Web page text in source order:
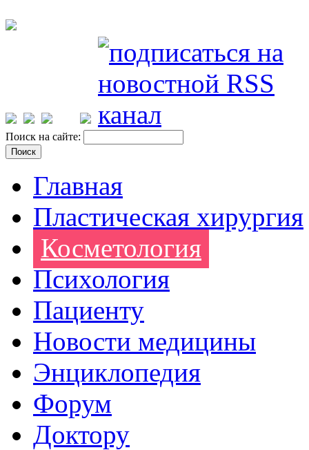
Поиск на сайте:
Главная
Пластическая хирургия
Косметология
Психология
Пациенту
Новости медицины
Энциклопедия
Форум
Доктору